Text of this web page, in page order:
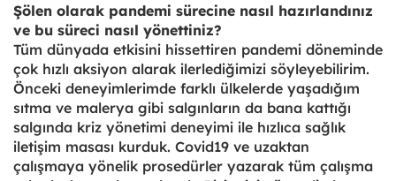
Şölen olarak pandemi sürecine nasıl hazırlandınız
ve bu süreci nasıl yönettiniz?
Tüm dünyada etkisini hissettiren pandemi döneminde
çok hızlı aksiyon alarak ilerlediğimizi söyleyebilirim.
Önceki deneyimlerimde farklı ülkelerde yaşadığım
sıtma ve malerya gibi salgınların da bana kattığı
salgında kriz yönetimi deneyimi ile hızlıca sağlık
iletişim masası kurduk. Covid19 ve uzaktan
çalışmaya yönelik prosedürler yazarak tüm çalışma